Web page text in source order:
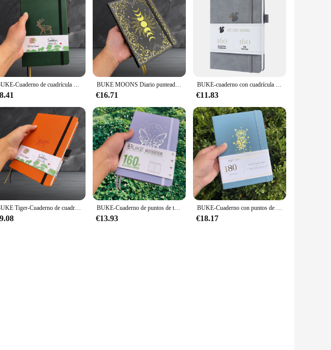
and prolong the lifespan of their disc brakes. Crafted from high-strength aluminum alloy,
for extended periods, while its lightweight nature ensures it won't add unnecessary bulk to
designed to cater to a wide range of users. Its universal compatibility makes it suitable for
and portability of this separator make it an indispensable tool for on-the-go bike
and convenient maintenance solutions to your customers. Its competitive pricing and
products. The availability of sets for sale makes it an even more compelling option for
BUKE-Cuaderno de cuadrícula de puntos, libreta de 5x5mm, papel de Sketchbook-160gsm, bolsillo interior, numerado, 160 páginas BUKE MOONS Diario punteado de balas de papel de bambú de 160GSM, cuaderno de cuadrícula de puntos con diseño de DOT-GRID de 5x5mm, bordes dorados
€16.71
BUKE-cuaderno con cuadrícula de puntos, cuaderno de dibujo, cuaderno de bocetos, cuero de PU, papel grueso de 160gsm
€11.83
BUKE Tiger-Cuaderno de cuadrícula de puntos, libreta de papel grueso de 160gsm, 160 páginas numeradas, diseños de cuadrícula de puntos de 5x5mm BUKE-Cuaderno de puntos de tapa dura púrpura claro de mariposa, papel de bambú 160gsm, cuadrícula de puntos, diario, 160 páginas, 5x5mm, cuadrícula de puntos
€13.93
BUKE-Cuaderno con puntos de papel de bambú 180Gsm, cuadrícula de puntos de tapa dura, diario de 5x5MM, 160 páginas, dibujo, BUJO
€18.17